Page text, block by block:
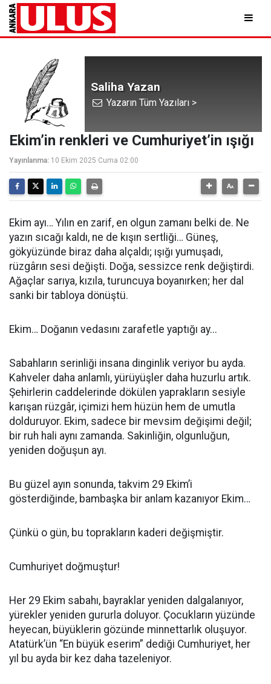
Saliha Yazan
Yazarın Tüm Yazıları >
Ekim’in renkleri ve Cumhuriyet’in ışığı
Yayınlanma: 10 Ekim 2025 Cuma 02:00
Ekim ayı… Yılın en zarif, en olgun zamanı belki de. Ne
yazın sıcağı kaldı, ne de kışın sertliği… Güneş,
gökyüzünde biraz daha alçaldı; ışığı yumuşadı,
rüzgârın sesi değişti. Doğa, sessizce renk değiştirdi.
Ağaçlar sarıya, kızıla, turuncuya boyanırken; her dal
sanki bir tabloya dönüştü.
Ekim… Doğanın vedasını zarafetle yaptığı ay...
Sabahların serinliği insana dinginlik veriyor bu ayda.
Kahveler daha anlamlı, yürüyüşler daha huzurlu artık.
Şehirlerin caddelerinde dökülen yaprakların sesiyle
karışan rüzgâr, içimizi hem hüzün hem de umutla
dolduruyor. Ekim, sadece bir mevsim değişimi değil;
bir ruh hali aynı zamanda. Sakinliğin, olgunluğun,
yeniden doğuşun ayı.
Bu güzel ayın sonunda, takvim 29 Ekim’i
gösterdiğinde, bambaşka bir anlam kazanıyor Ekim…
Çünkü o gün, bu toprakların kaderi değişmiştir.
Cumhuriyet doğmuştur!
Her 29 Ekim sabahı, bayraklar yeniden dalgalanıyor,
yürekler yeniden gururla doluyor. Çocukların yüzünde
heyecan, büyüklerin gözünde minnettarlık oluşuyor.
Atatürk’ün “En büyük eserim” dediği Cumhuriyet, her
yıl bu ayda bir kez daha tazeleniyor.